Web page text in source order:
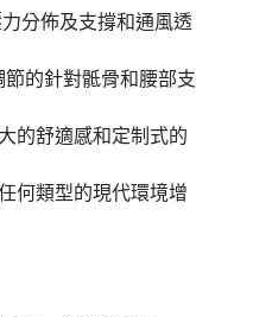
分佈及支撐和通風透
節的針對骶骨和腰部支
的舒適感和定制式的
何類型的現代環境增